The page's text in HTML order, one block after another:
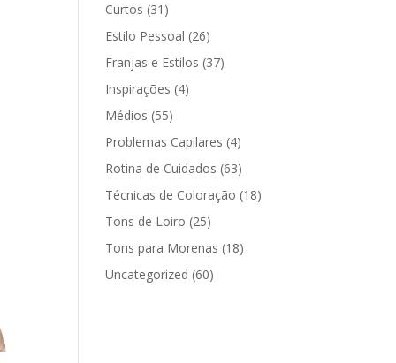
Curtos (31)
Estilo Pessoal (26)
Franjas e Estilos (37)
Inspirações (4)
Médios (55)
Problemas Capilares (4)
Rotina de Cuidados (63)
Técnicas de Coloração (18)
Tons de Loiro (25)
Tons para Morenas (18)
Uncategorized (60)